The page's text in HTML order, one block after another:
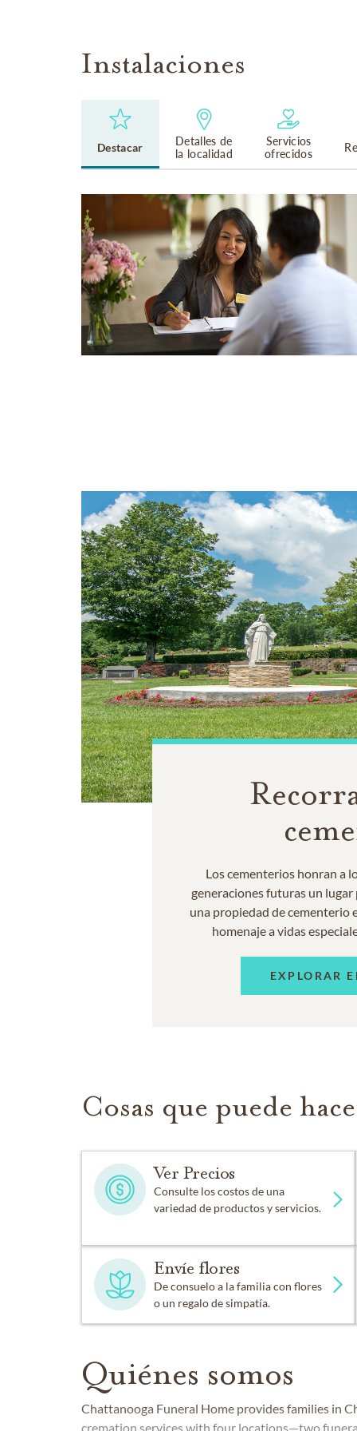
Instalaciones
Destacar
Detalles de
la localidad
Servicios
ofrecidos
Los cementerios honran a
generaciones futuras un
una propiedad de cementerio
homenaje a vidas
EXPLORAR
Cosas que puede
Ver Precios
Consulte los costos de una
variedad de productos y servicios.
Envíe flores
De consuelo a la familia con flores
o un regalo de simpatía.
Quiénes somos
Chattanooga Funeral Home provides families in
cremation services with four locations—two